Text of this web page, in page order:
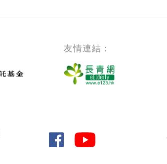
友情連結：